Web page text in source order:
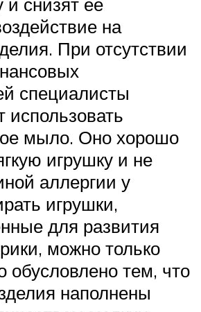
на
При отсутствии
специалисты
использовать
мыло. Оно хорошо
игрушку и не
аллергии у
игрушки,
для развития
можно только
обусловлено тем, что
наполнены